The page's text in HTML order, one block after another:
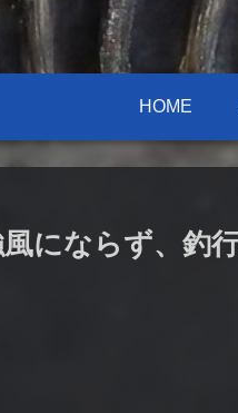
HOME
にならず、釣行